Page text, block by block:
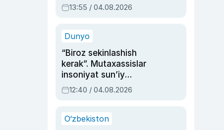
dublyaj ustasi Rimma
Ahmedovaning
13:55 / 04.08.2026
Dunyo
“Biroz sekinlashish
kerak”. Mutaxassislar
insoniyat sun’iy
intellektni boshqara
olmay qolishidan xavotir
12:40 / 04.08.2026
O‘zbekiston